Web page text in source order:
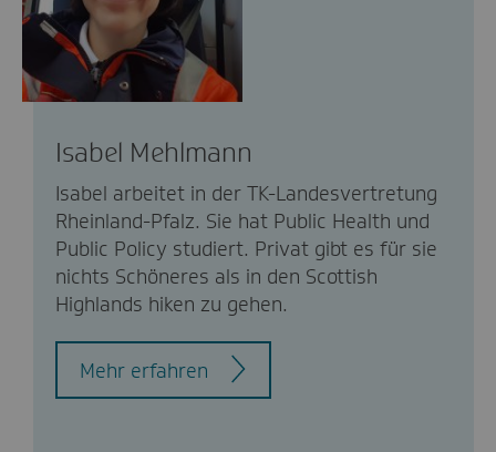
Isabel Mehlmann
Isabel arbeitet in der TK-Landesvertretung
Rheinland-Pfalz. Sie hat Public Health und
Public Policy studiert. Privat gibt es für sie
nichts Schöneres als in den Scottish
Highlands hiken zu gehen.
Mehr erfahren